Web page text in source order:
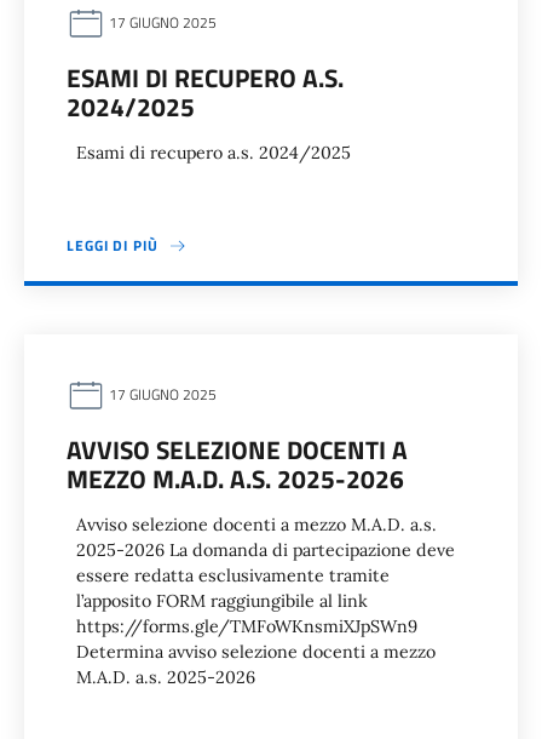
17 GIUGNO 2025
ESAMI DI RECUPERO A.S.
2024/2025
Esami di recupero a.s. 2024/2025
LEGGI DI PIÙ
17 GIUGNO 2025
AVVISO SELEZIONE DOCENTI A
MEZZO M.A.D. A.S. 2025-2026
Avviso selezione docenti a mezzo M.A.D. a.s.
2025-2026 La domanda di partecipazione deve
essere redatta esclusivamente tramite
l’apposito FORM raggiungibile al link
https://forms.gle/TMFoWKnsmiXJpSWn9
Determina avviso selezione docenti a mezzo
M.A.D. a.s. 2025-2026